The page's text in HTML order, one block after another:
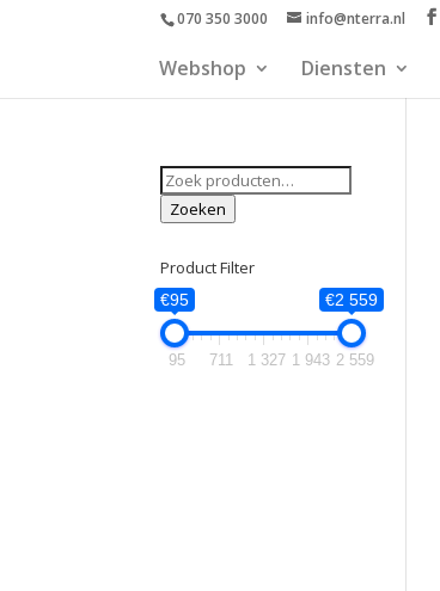
070 350 3000 info@nterra.nl
Webshop Diensten
Zoeken
naar:
Zoeken
Product Filter
€95 €2 559
95 711 1 327 1 943 2 559